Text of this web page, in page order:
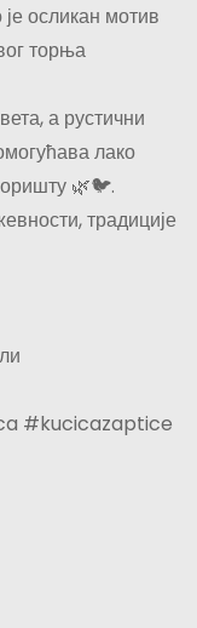
осликан мотив
торња
а рустични
лако
🌿🐦.
традиције
#kucicazaptice